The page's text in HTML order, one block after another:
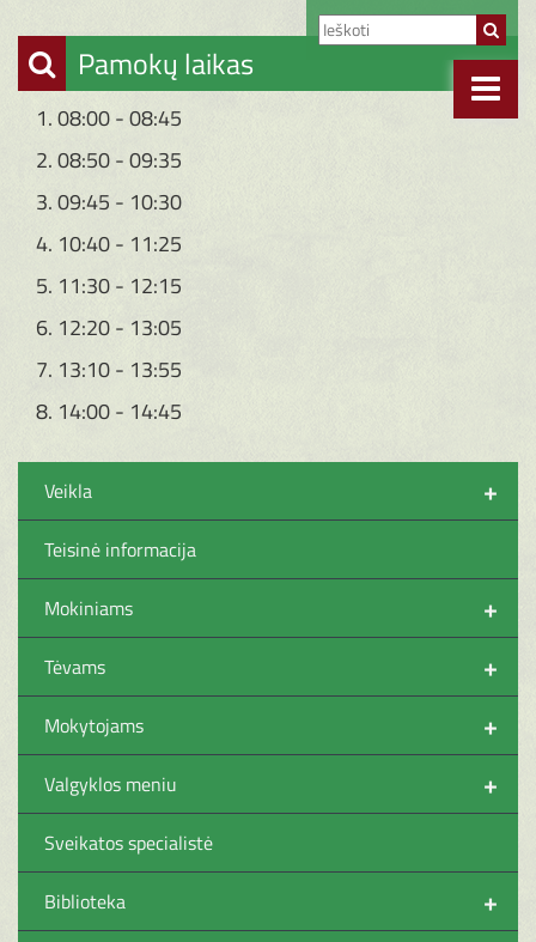
Pamokų laikas
1. 08:00 - 08:45
2. 08:50 - 09:35
3. 09:45 - 10:30
4. 10:40 - 11:25
5. 11:30 - 12:15
6. 12:20 - 13:05
7. 13:10 - 13:55
8. 14:00 - 14:45
+
Veikla
Teisinė informacija
+
Mokiniams
+
Tėvams
+
Mokytojams
+
Valgyklos meniu
Sveikatos specialistė
+
Biblioteka